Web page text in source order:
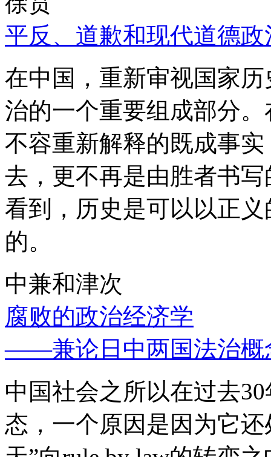
平反、道歉和现代道德政
在中国，重新审视国家
治的一个重要组成部分
不容重新解释的既成事
去，更不再是由胜者书
看到，历史是可以以正
的。
中兼和津次
腐败的政治经济学
——兼论日中两国法治概
中国社会之所以在过去
态，一个原因是因为它